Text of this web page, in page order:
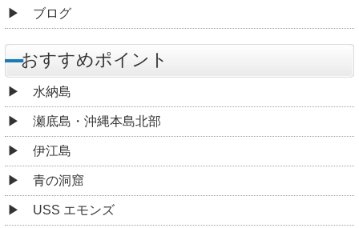
ブログ
おすすめポイント
水納島
瀬底島・沖縄本島北部
伊江島
青の洞窟
USS エモンズ